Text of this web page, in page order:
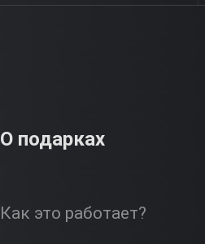
О подарках
Как это работает?